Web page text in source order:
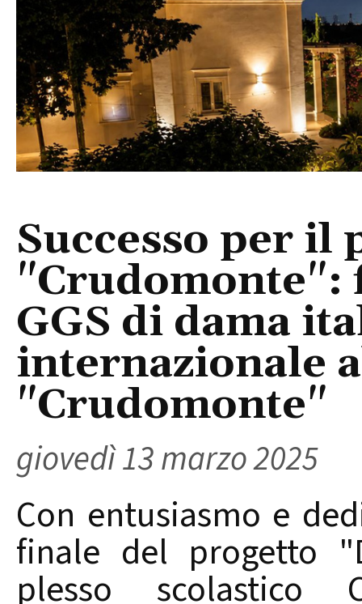
Successo per il
"Crudomonte":
GGS di dama
internazionale
"Crudomonte"
giovedì 13 marzo 2025
Con entusiasmo e
finale del progetto
plesso scolastico